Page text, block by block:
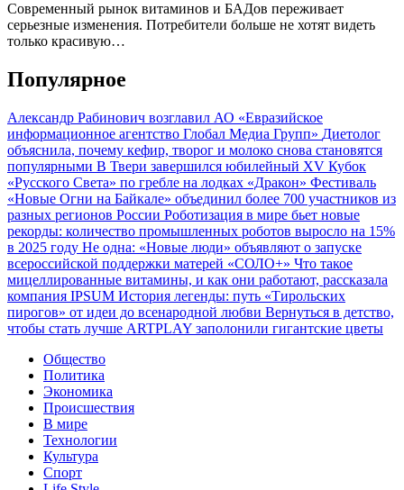
Современный рынок витаминов и БАДов переживает
серьезные изменения. Потребители больше не хотят видеть
только красивую…
Популярное
Александр Рабинович возглавил АО «Евразийское
информационное агентство Глобал Медиа Групп» Диетолог
объяснила, почему кефир, творог и молоко снова становятся
популярными В Твери завершился юбилейный XV Кубок
«Русского Света» по гребле на лодках «Дракон» Фестиваль
«Новые Огни на Байкале» объединил более 700 участников из
разных регионов России Роботизация в мире бьет новые
рекорды: количество промышленных роботов выросло на 15%
в 2025 году Не одна: «Новые люди» объявляют о запуске
всероссийской поддержки матерей «СОЛО+» Что такое
мицеллированные витамины, и как они работают, рассказала
компания IPSUM История легенды: путь «Тирольских
пирогов» от идеи до всенародной любви Вернуться в детство,
чтобы стать лучше ARTPLAY заполонили гигантские цветы
Общество
Политика
Экономика
Происшествия
В мире
Технологии
Культура
Спорт